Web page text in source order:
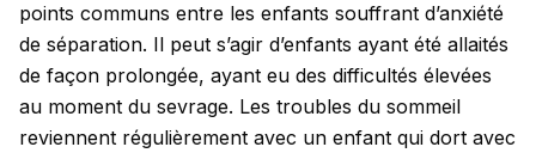
points communs entre les enfants souffrant d’anxiété
de séparation. Il peut s’agir d’enfants ayant été allaités
de façon prolongée, ayant eu des difficultés élevées
au moment du sevrage. Les troubles du sommeil
reviennent régulièrement avec un enfant qui dort avec